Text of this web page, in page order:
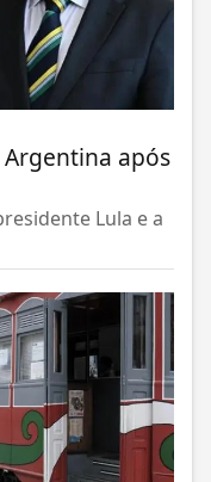
após
Lula e a